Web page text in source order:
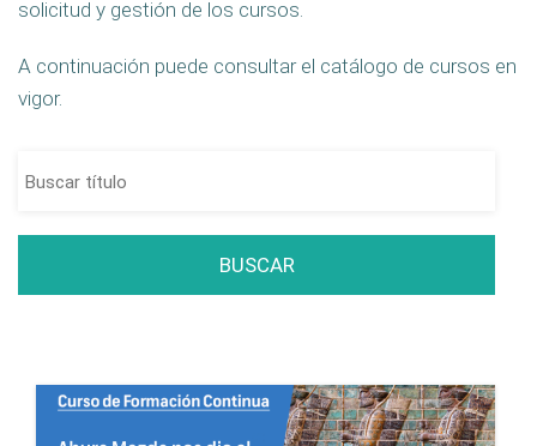
solicitud y gestión de los cursos.
A continuación puede consultar el catálogo de cursos en
vigor.
BUSCAR